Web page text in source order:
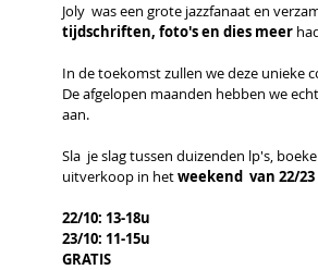
Joly  was een grote jazzfanaat en
tijdschriften, foto's en dies meer
In de toekomst zullen we deze unieke
De afgelopen maanden hebben we
aan.
Sla  je slag tussen duizenden lp's,
uitverkoop in het weekend  van 22/
22/10: 13-18u
23/10: 11-15u
GRATIS